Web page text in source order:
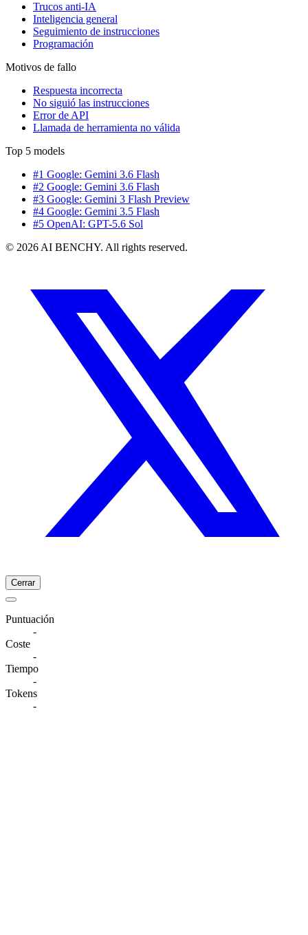
Trucos anti-IA
Inteligencia general
Seguimiento de instrucciones
Programación
Motivos de fallo
Respuesta incorrecta
No siguió las instrucciones
Error de API
Llamada de herramienta no válida
Top 5 models
#1 Google: Gemini 3.6 Flash
#2 Google: Gemini 3.6 Flash
#3 Google: Gemini 3 Flash Preview
#4 Google: Gemini 3.5 Flash
#5 OpenAI: GPT-5.6 Sol
© 2026 AI BENCHY. All rights reserved.
Cerrar
Puntuación
-
Coste
-
Tiempo
-
Tokens
-